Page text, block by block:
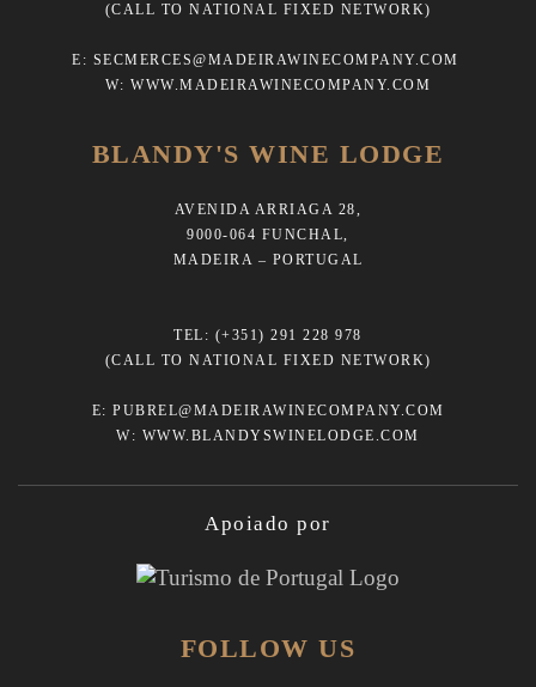
(CALL TO NATIONAL FIXED NETWORK)
E: SECMERCES@MADEIRAWINECOMPANY.COM
W:WWW.MADEIRAWINECOMPANY.COM
BLANDY'S WINE LODGE
AVENIDA ARRIAGA 28,
9000-064 FUNCHAL,
MADEIRA – PORTUGAL
TEL: (+351) 291 228 978
(CALL TO NATIONAL FIXED NETWORK)
E: PUBREL@MADEIRAWINECOMPANY.COM
W: WWW.BLANDYSWINELODGE.COM
Apoiado por
FOLLOW US